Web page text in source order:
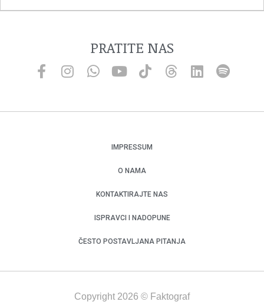
PRATITE NAS
IMPRESSUM
O NAMA
KONTAKTIRAJTE NAS
ISPRAVCI I NADOPUNE
ČESTO POSTAVLJANA PITANJA
Copyright 2026 © Faktograf